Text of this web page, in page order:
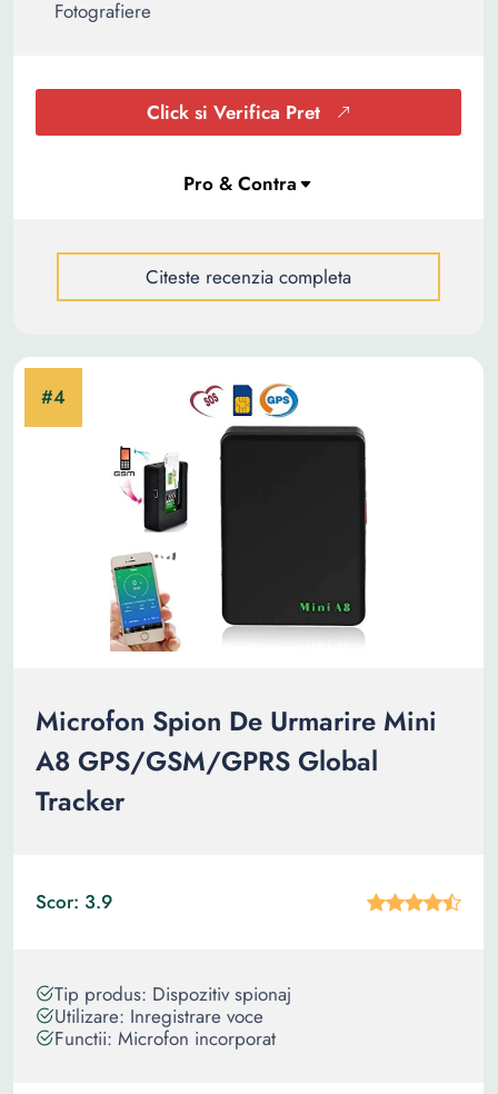
Fotografiere
Click si Verifica Pret
Citeste recenzia completa
Microfon Spion De Urmarire Mini
A8 GPS/GSM/GPRS Global
Tracker
Scor: 3.9
Tip produs: Dispozitiv spionaj
Utilizare: Inregistrare voce
Functii: Microfon incorporat